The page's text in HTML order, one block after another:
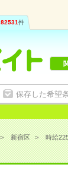
82531件
保存した希望
新宿区 時給